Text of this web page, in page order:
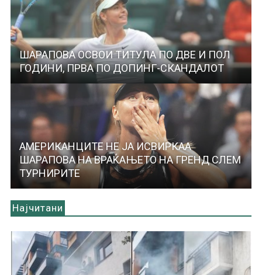
ШАРАПОВА ОСВОИ ТИТУЛА ПО ДВЕ И ПОЛ
ГОДИНИ, ПРВА ПО ДОПИНГ-СКАНДАЛОТ
АМЕРИКАНЦИТЕ НЕ ЈА ИСВИРКАА
ШАРАПОВА НА ВРАЌАЊЕТО НА ГРЕНД СЛЕМ
ТУРНИРИТЕ
Најчитани